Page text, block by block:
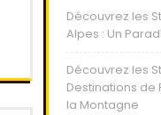
Découvrez les
Alpes : Un
Découvrez les
Destinations de
la Montagne